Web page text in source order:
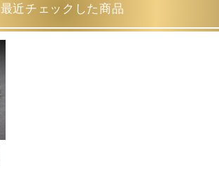
最近チェックした商品